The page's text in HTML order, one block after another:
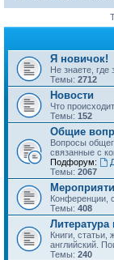
Я новичок!
Не знаете, где
Темы: 2712
Новости
Что
Темы: 152
Общие
Вопросы
связанные с
Подфорум:
Темы: 2067
Конференции,
Темы: 408
Литература
Книги,
английский.
Темы: 240